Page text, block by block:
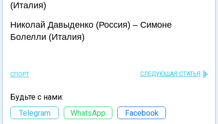
(Италия)
Николай Давыденко (Россия) – Симоне
Болелли (Италия)
СПОРТ СЛЕДУЮЩАЯ СТАТЬЯ
Будьте с нами:
Telegram
WhatsApp Facebook